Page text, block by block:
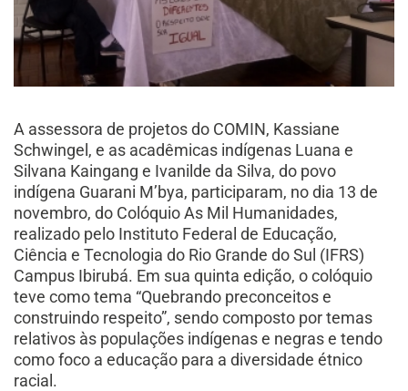
A assessora de projetos do COMIN, Kassiane
Schwingel, e as acadêmicas indígenas Luana e
Silvana Kaingang e Ivanilde da Silva, do povo
indígena Guarani M’bya, participaram, no dia 13 de
novembro, do Colóquio As Mil Humanidades,
realizado pelo Instituto Federal de Educação,
Ciência e Tecnologia do Rio Grande do Sul (IFRS)
Campus Ibirubá. Em sua quinta edição, o colóquio
teve como tema “Quebrando preconceitos e
construindo respeito”, sendo composto por temas
relativos às populações indígenas e negras e tendo
como foco a educação para a diversidade étnico
racial.